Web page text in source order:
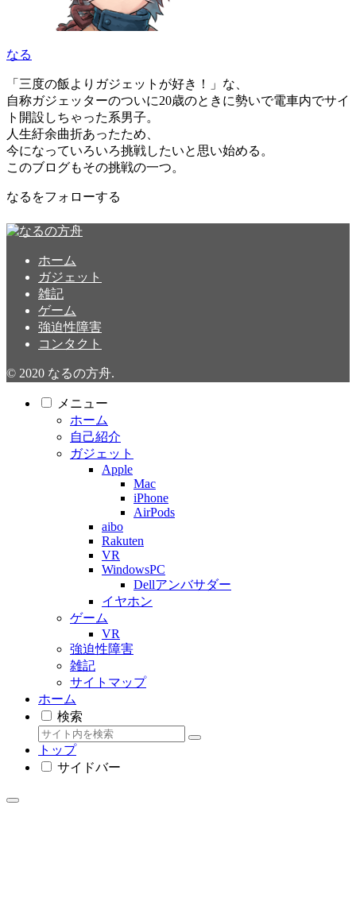
なる
「三度の飯よりガジェットが好き！」な、
自称ガジェッターのついに20歳のときに勢いで電車内でサイ
ト開設しちゃった系男子。
人生紆余曲折あったため、
今になっていろいろ挑戦したいと思い始める。
このブログもその挑戦の一つ。
なるをフォローする
ホーム
ガジェット
雑記
ゲーム
強迫性障害
コンタクト
© 2020 なるの方舟.
メニュー
ホーム
自己紹介
ガジェット
Apple
Mac
iPhone
AirPods
aibo
Rakuten
VR
WindowsPC
Dellアンバサダー
イヤホン
ゲーム
VR
強迫性障害
雑記
サイトマップ
ホーム
検索
トップ
サイドバー